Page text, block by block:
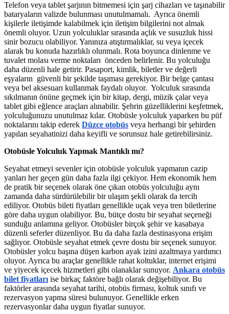
Telefon veya tablet şarjının bitmemesi için şarj cihazları ve taşınabilir
bataryaların valizde bulunması unutulmamalı. Ayrıca önemli
kişilerle iletişimde kalabilmek için iletişim bilgilerini not almak
önemli oluyor. Uzun yolculuklar sırasında açlık ve susuzluk hissi
sinir bozucu olabiliyor. Yanınıza atıştırmalıklar, su veya içecek
alarak bu konuda hazırlıklı olunmalı. Rota boyunca dinlenme ve
tuvalet molası verme noktaları önceden belirlenir. Bu yolculuğu
daha düzenli hale getirir. Pasaport, kimlik, biletler ve değerli
eşyaların güvenli bir şekilde taşıması gerekiyor. Bir belge çantası
veya bel aksesuarı kullanmak faydalı oluyor. Yolculuk sırasında
sıkılmanın önüne geçmek için bir kitap, dergi, müzik çalar veya
tablet gibi eğlence araçları alınabilir. Şehrin güzelliklerini keşfetmek,
yolculuğunuzu unutulmaz kılar. Otobüsle yolculuk yaparken bu püf
noktalarını takip ederek Düzce otobüs veya herhangi bir şehirden
yapılan seyahatinizi daha keyifli ve sorunsuz hale getirebilirsiniz.
Otobüsle Yolculuk Yapmak Mantıklı mı?
Seyahat etmeyi sevenler için otobüsle yolculuk yapmanın cazip
yanları her geçen gün daha fazla ilgi çekiyor. Hem ekonomik hem
de pratik bir seçenek olarak öne çıkan otobüs yolculuğu aynı
zamanda daha sürdürülebilir bir ulaşım şekli olarak da tercih
ediliyor. Otobüs bileti fiyatları genellikle uçak veya tren biletlerine
göre daha uygun olabiliyor. Bu, bütçe dostu bir seyahat seçeneği
sunduğu anlamına geliyor. Otobüsler birçok şehir ve kasabaya
düzenli seferler düzenliyor. Bu da daha fazla destinasyona erişim
sağlıyor. Otobüsle seyahat etmek çevre dostu bir seçenek sunuyor.
Otobüsler yolcu başına düşen karbon ayak izini azaltmaya yardımcı
oluyor. Ayrıca bu araçlar genellikle rahat koltuklar, internet erişimi
ve yiyecek içecek hizmetleri gibi olanaklar sunuyor. Ankara otobüs
bilet fiyatları ise birkaç faktöre bağlı olarak değişebiliyor. Bu
faktörler arasında seyahat tarihi, otobüs firması, koltuk sınıfı ve
rezervasyon yapma süresi bulunuyor. Genellikle erken
rezervasyonlar daha uygun fiyatlar sunuyor.